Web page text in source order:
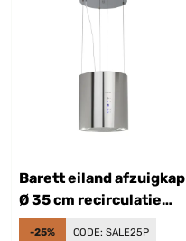
Barett eiland afzuigkap
Ø 35 cm recirculatie
558 m³/h led actief
-25% CODE: SALE25P